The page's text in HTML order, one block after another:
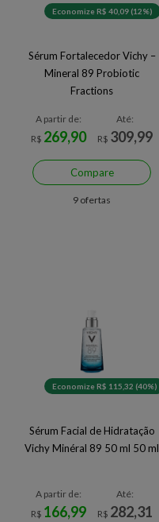
Economize R$ 40,09 (12%)
Sérum Fortalecedor Vichy –
Mineral 89 Probiotic
Fractions
A partir de:
R$ 269,90
Até:
R$ 309,99
Compare
9 ofertas
Economize R$ 115,32 (40%)
Sérum Facial de Hidratação
Vichy Minéral 89 50 ml 50 ml
A partir de:
R$ 166,99
Até:
R$ 282,31